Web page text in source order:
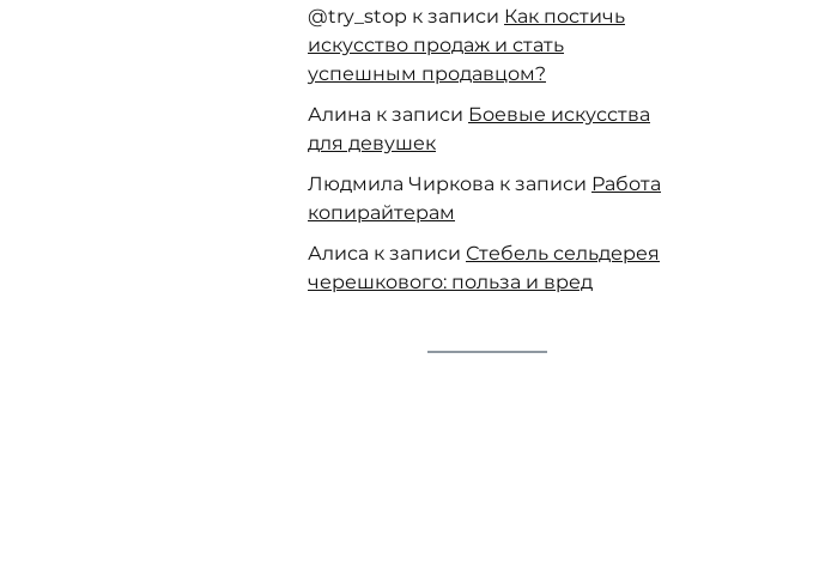
@try_stop к записи Как постичь
искусство продаж и стать
успешным продавцом?
Алина к записи Боевые искусства
для девушек
Людмила Чиркова к записи Работа
копирайтерам
Алиса к записи Стебель сельдерея
черешкового: польза и вред